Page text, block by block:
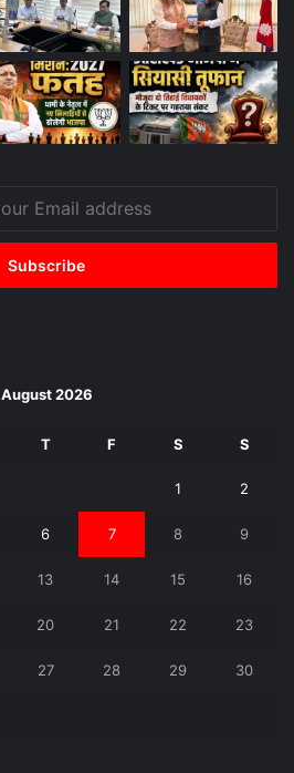
August 2026
T F S S
1 2
6 7 8 9
13 14 15 16
20 21 22 23
27 28 29 30